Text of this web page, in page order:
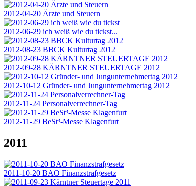
2012-04-20 Ärzte und Steuern
2012-06-29 ich weiß wie du tickst...
2012-08-23 BBCK Kulturtag 2012
2012-09-28 KÄRNTNER STEUERTAGE 2012
2012-10-12 Gründer- und Jungunternehmertag 2012
2012-11-24 Personalverrechner-Tag
2012-11-29 BeSt³-Messe Klagenfurt
2011
2011-10-20 BAO Finanzstrafgesetz